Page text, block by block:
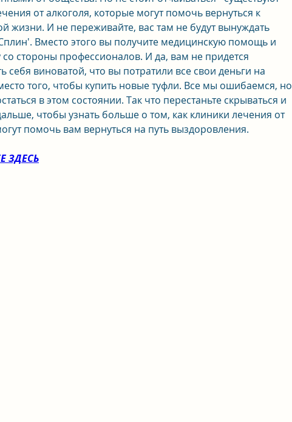
от алкоголя, которые могут помочь вернуться к
жизни. И не переживайте, вас там не будут вынуждать
Вместо этого вы получите медицинскую помощь и
стороны профессионалов. И да, вам не придется
себя виноватой, что вы потратили все свои деньги на
того, чтобы купить новые туфли. Все мы ошибаемся, но
в этом состоянии. Так что перестаньте скрываться и
чтобы узнать больше о том, как клиники лечения от
помочь вам вернуться на путь выздоровления.
ЗДЕСЬ